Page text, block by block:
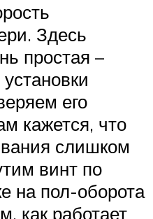
Здесь
простая –
его
кажется, что
слишком
винт по
на пол-оборота
как работает